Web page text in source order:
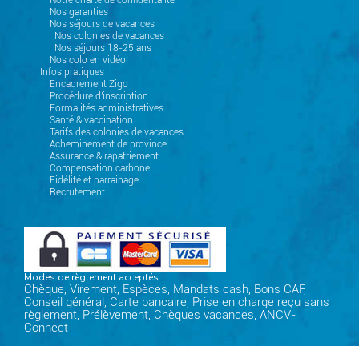
Nos garanties
Nos séjours de vacances
Nos colonies de vacances
Nos séjours 18-25 ans
Nos colo en vidéo
Infos pratiques
Encadrement Zigo
Procédure d'inscription
Formalités administratives
Santé & vaccination
Tarifs des colonies de vacances
Acheminement de province
Assurance & rapatriement
Compensation carbone
Fidélité et parrainage
Recrutement
Modes de règlement acceptés
Chèque, Virement, Espèces, Mandats cash, Bons CAF,
Conseil général, Carte bancaire, Prise en charge reçu sans
règlement, Prélèvement, Chèques vacances, ANCV-
Connect